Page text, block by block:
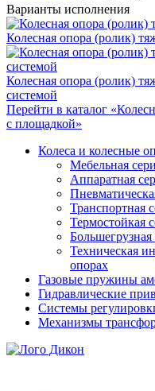
Варианты исполнения
Колесная опора (ролик)
Колесная опора (ролик)
системой
Перейти в каталог
с площадкой»
Колеса и колесные
Мебельная
Аппаратная
Транспортная
Термостойкая
Большегрузная
Техническая
опорах
Газовые пружины
Гидравлические
Системы
Механизмы